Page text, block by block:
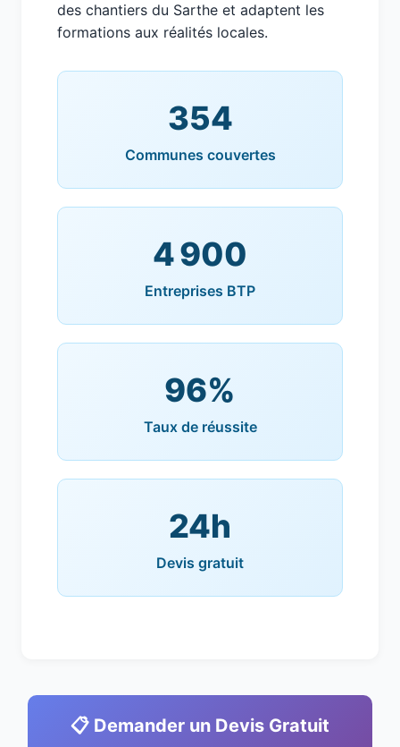
des chantiers du Sarthe et adaptent les
formations aux réalités locales.
354
Communes couvertes
4 900
Entreprises BTP
96%
Taux de réussite
24h
Devis gratuit
📋 Demander un Devis Gratuit